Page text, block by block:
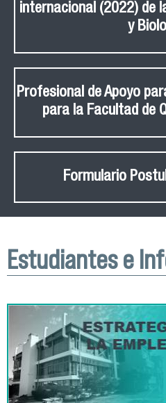
internacional (2022) de
y
Profesional de Apoyo
para la Facultad de
Formulario
Estudiantes e